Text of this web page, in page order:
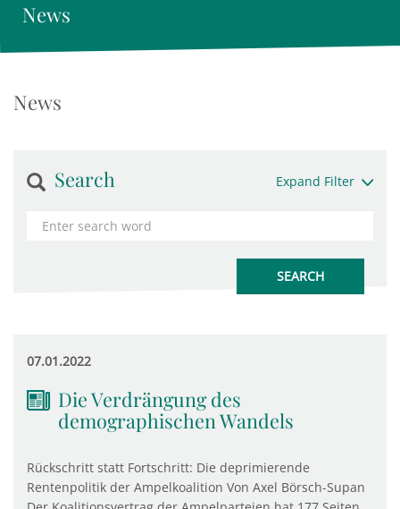
News
News
Search Expand Filter
07.01.2022
Die Verdrängung des
demographischen Wandels
Rückschritt statt Fortschritt: Die deprimierende
Rentenpolitik der Ampelkoalition Von Axel Börsch-Supan